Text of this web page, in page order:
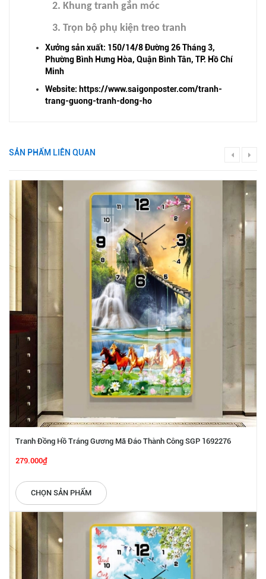
2. Khung tranh gắn móc
3. Trọn bộ phụ kiện treo tranh
Xưởng sản xuất: 150/14/8 Đường 26 Tháng 3,
Phường Bình Hưng Hòa, Quận Bình Tân, TP. Hồ Chí
Minh
Website: https://www.saigonposter.com/tranh-
trang-guong-tranh-dong-ho
SẢN PHẨM LIÊN QUAN
Tranh Đồng Hồ Tráng Gương Mã Đáo Thành Công SGP 1692276
279.000₫
CHỌN SẢN PHẨM